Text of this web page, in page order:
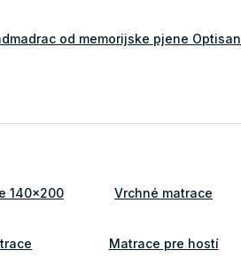
od memorijske pjene Optisan
140x200 Vrchné matrace
Matrace pre hostí